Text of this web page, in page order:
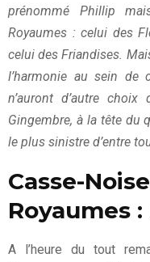
prénommé Phillip
Royaumes : celui des
celui des Friandises.
l’harmonie au sein de
n’auront d’autre
Gingembre, à la tête du
le plus sinistre d’entre
Casse-
Royaumes
A l’heure du tout